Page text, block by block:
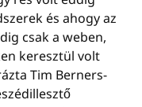
és ahogy az
csak a weben,
keresztül volt
Tim Berners-